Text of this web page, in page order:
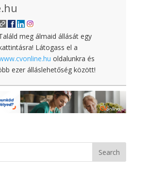
meg álmaid állását egy
Látogass el a
oldalunkra és
ezer álláslehetőség között!